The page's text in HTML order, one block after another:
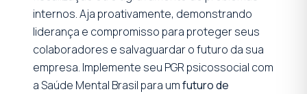
internos. Aja proativamente, demonstrando
liderança e compromisso para proteger seus
colaboradores e salvaguardar o futuro da sua
empresa. Implemente seu PGR psicossocial com
a Saúde Mental Brasil para umfuturo de